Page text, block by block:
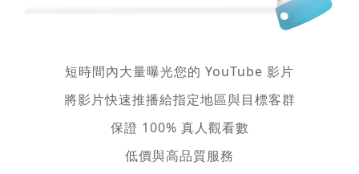
短時間內大量曝光您的 YouTube 影片
將影片快速推播給指定地區與目標客群
保證 100% 真人觀看數
低價與高品質服務